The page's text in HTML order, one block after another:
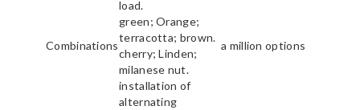
load.
Combinations
green; Orange;
terracotta; brown.
cherry; Linden;
milanese nut.
a million options
installation of
alternating